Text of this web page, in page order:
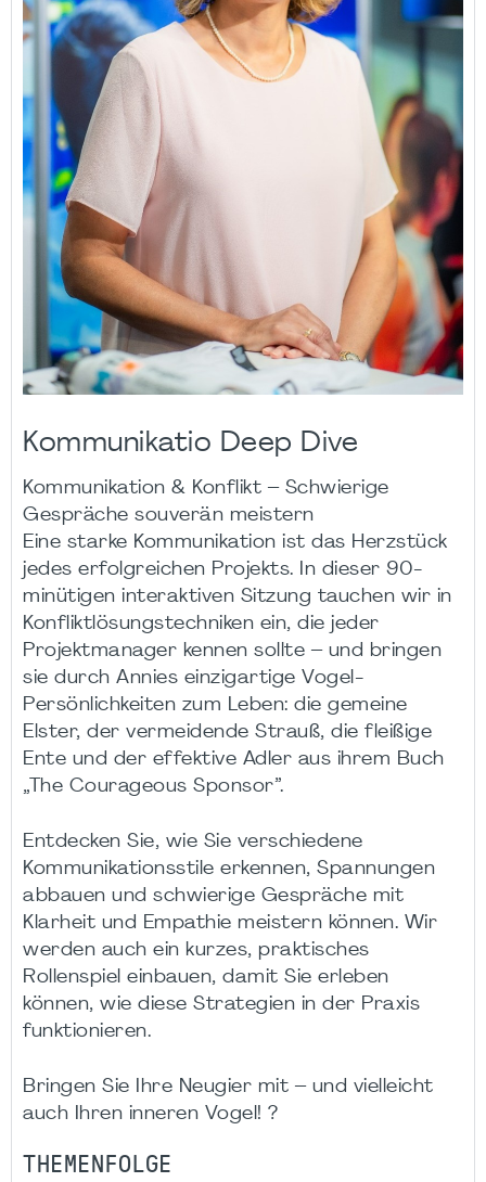
Kommunikatio Deep Dive
Kommunikation & Konflikt – Schwierige
Gespräche souverän meistern
Eine starke Kommunikation ist das Herzstück
jedes erfolgreichen Projekts. In dieser 90-
minütigen interaktiven Sitzung tauchen wir in
Konfliktlösungstechniken ein, die jeder
Projektmanager kennen sollte – und bringen
sie durch Annies einzigartige Vogel-
Persönlichkeiten zum Leben: die gemeine
Elster, der vermeidende Strauß, die fleißige
Ente und der effektive Adler aus ihrem Buch
„The Courageous Sponsor”.
Entdecken Sie, wie Sie verschiedene
Kommunikationsstile erkennen, Spannungen
abbauen und schwierige Gespräche mit
Klarheit und Empathie meistern können. Wir
werden auch ein kurzes, praktisches
Rollenspiel einbauen, damit Sie erleben
können, wie diese Strategien in der Praxis
funktionieren.
Bringen Sie Ihre Neugier mit – und vielleicht
auch Ihren inneren Vogel! ?
THEMENFOLGE